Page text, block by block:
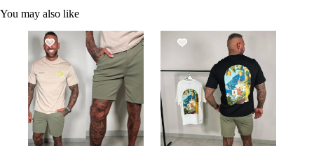
You may also like
SALE! SALE!